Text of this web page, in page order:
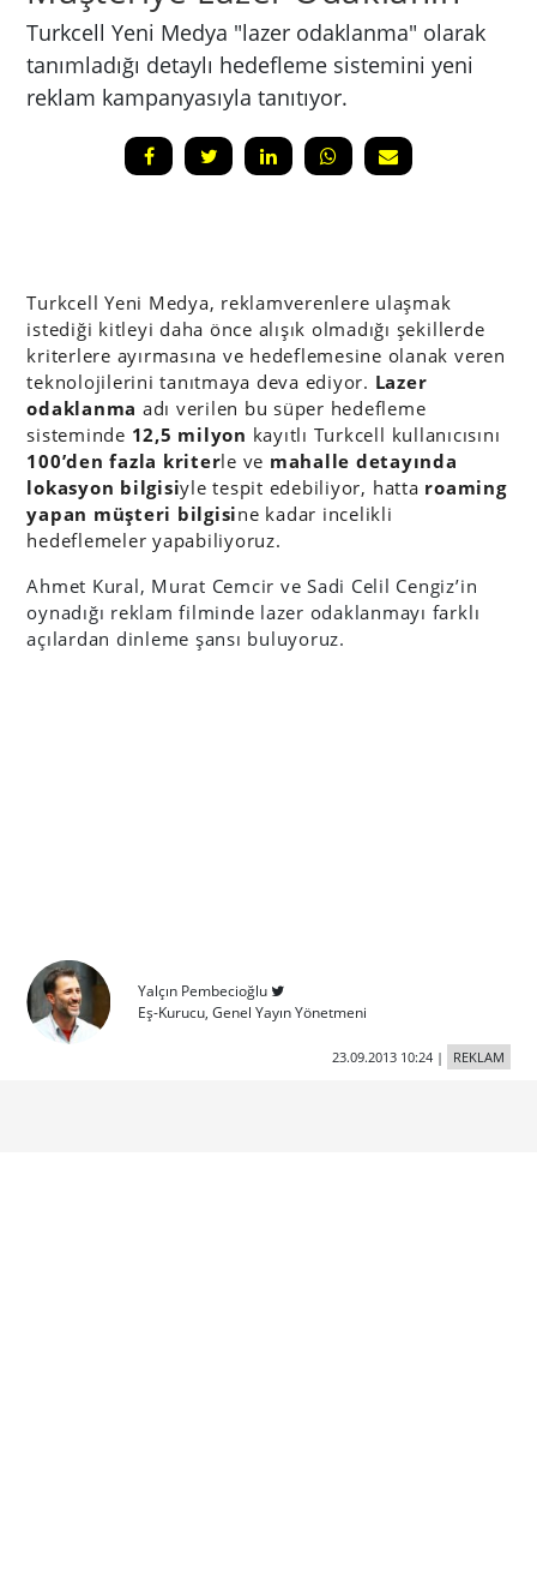
Turkcell Yeni Medya "lazer odaklanma" olarak
tanımladığı detaylı hedefleme sistemini yeni
reklam kampanyasıyla tanıtıyor.
Turkcell Yeni Medya, reklamverenlere ulaşmak
istediği kitleyi daha önce alışık olmadığı şekillerde
kriterlere ayırmasına ve hedeflemesine olanak veren
teknolojilerini tanıtmaya deva ediyor. Lazer
odaklanma adı verilen bu süper hedefleme
sisteminde 12,5 milyon kayıtlı Turkcell kullanıcısını
100’den fazla kriterle ve mahalle detayında
lokasyon bilgisiyle tespit edebiliyor, hatta roaming
yapan müşteri bilgisine kadar incelikli
hedeflemeler yapabiliyoruz.
Ahmet Kural, Murat Cemcir ve Sadi Celil Cengiz’in
oynadığı reklam filminde lazer odaklanmayı farklı
açılardan dinleme şansı buluyoruz.
Yalçın Pembecioğlu
Eş-Kurucu, Genel Yayın Yönetmeni
23.09.2013 10:24| REKLAM